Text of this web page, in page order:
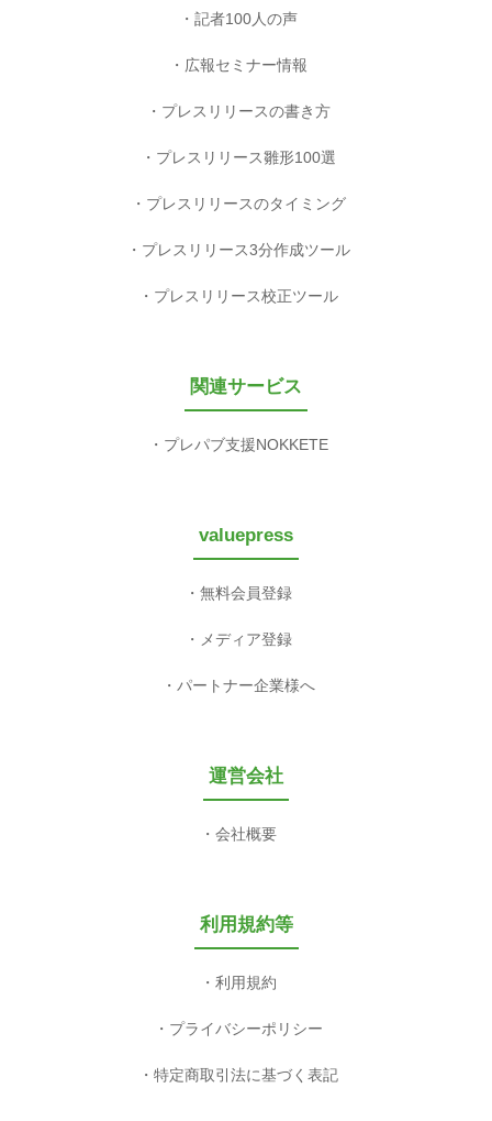
記者100人の声
広報セミナー情報
プレスリリースの書き方
プレスリリース雛形100選
プレスリリースのタイミング
プレスリリース3分作成ツール
プレスリリース校正ツール
関連サービス
プレパブ支援NOKKETE
valuepress
無料会員登録
メディア登録
パートナー企業様へ
運営会社
会社概要
利用規約等
利用規約
プライバシーポリシー
特定商取引法に基づく表記